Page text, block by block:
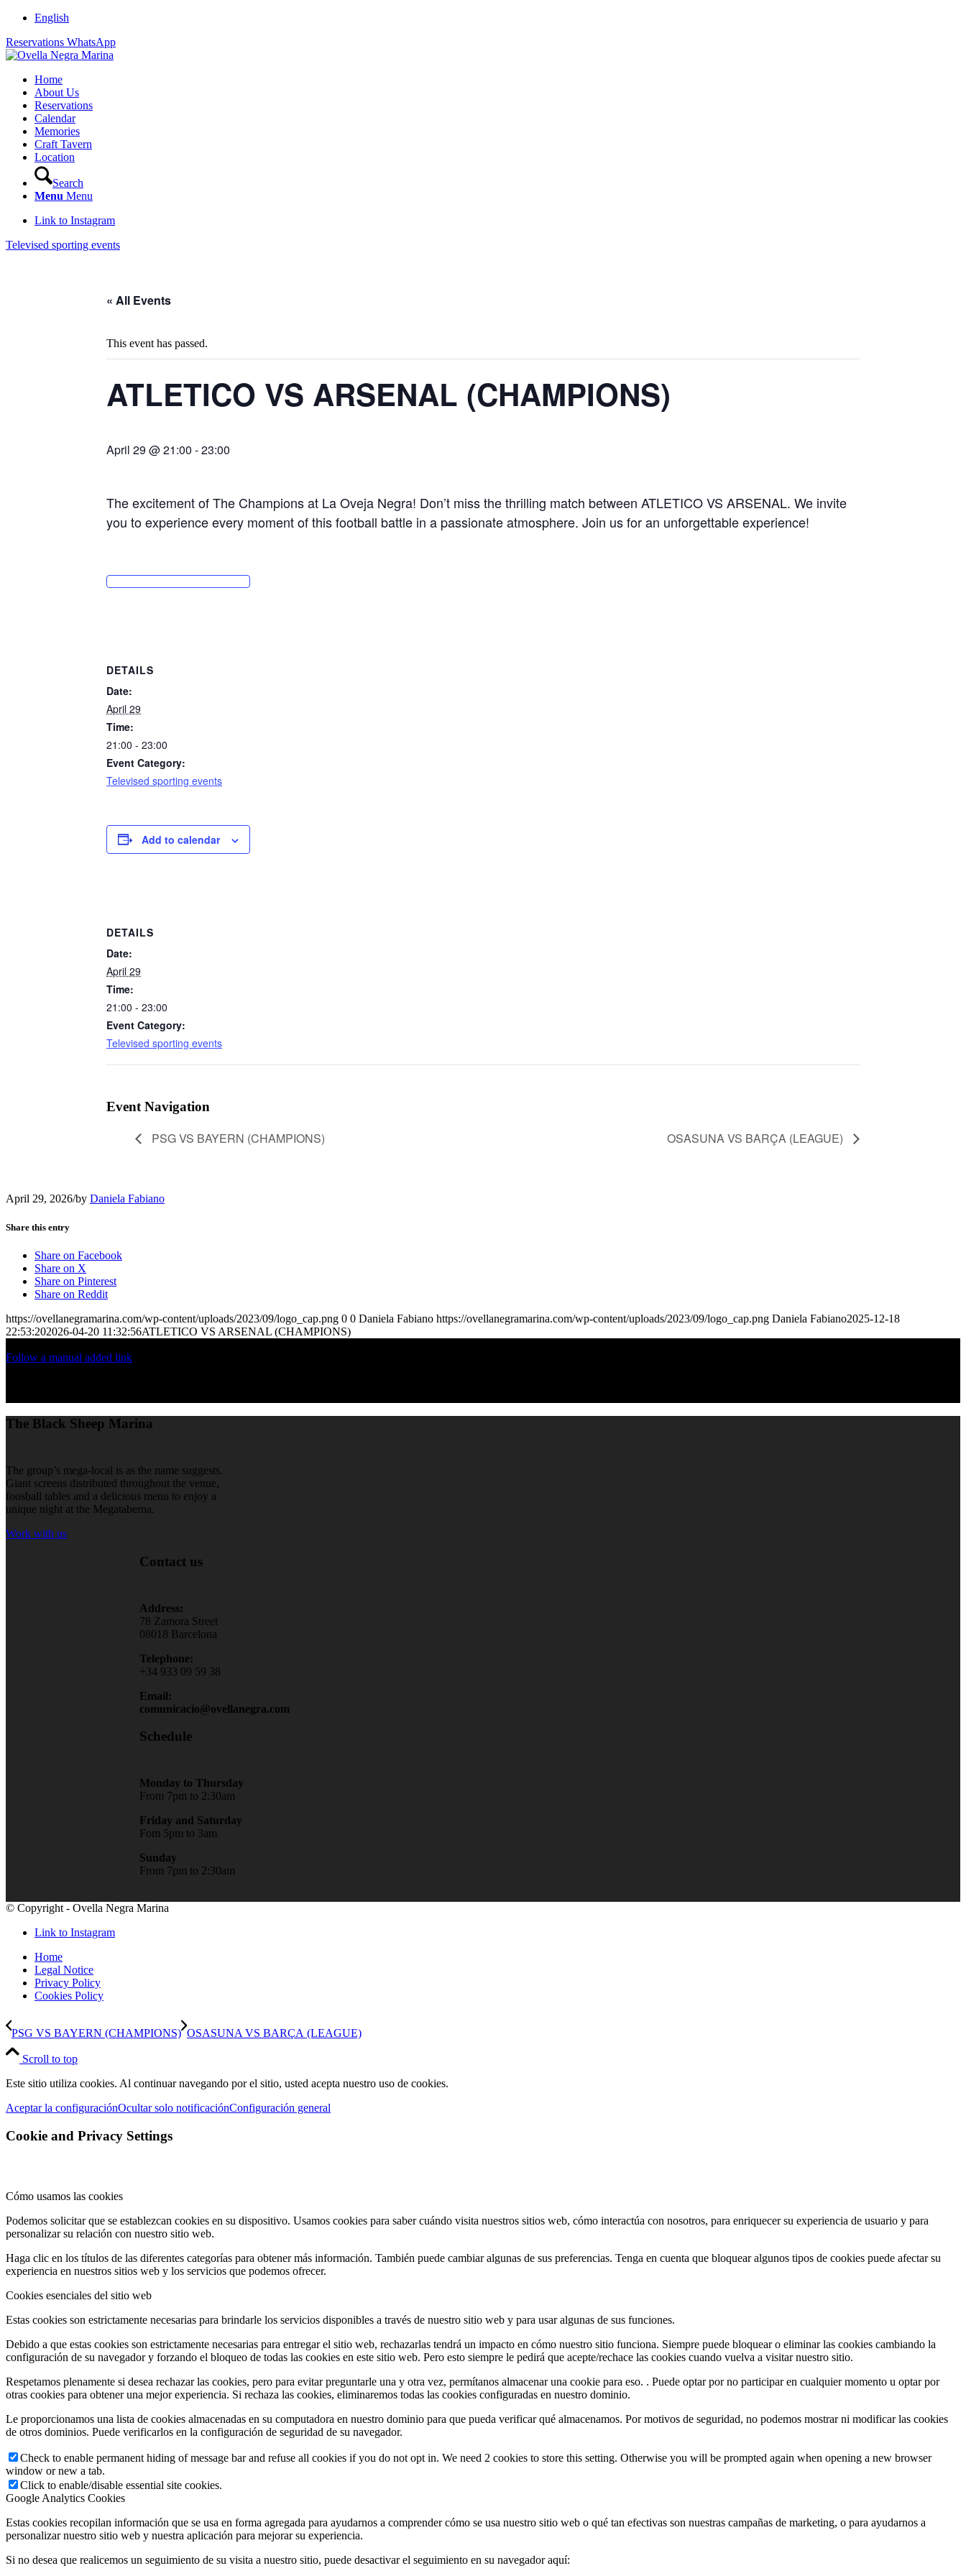
English
Reservations WhatsApp
Home
About Us
Reservations
Calendar
Memories
Craft Tavern
Location
Search
Menu Menu
Link to Instagram
Televised sporting events
« All Events
This event has passed.
ATLETICO VS ARSENAL (CHAMPIONS)
April 29 @ 21:00 -23:00
The excitement of The Champions at La Oveja Negra! Don’t miss the thrilling match between ATLETICO VS ARSENAL. We invite
you to experience every moment of this football battle in a passionate atmosphere. Join us for an unforgettable experience!
DETAILS
Date:
April 29
Time:
21:00 - 23:00
Event Category:
Televised sporting events
Add to calendar
DETAILS
Date:
April 29
Time:
21:00 - 23:00
Event Category:
Televised sporting events
Event Navigation
PSG VS BAYERN (CHAMPIONS) OSASUNA VS BARÇA (LEAGUE)
April 29, 2026/by Daniela Fabiano
Share this entry
Share on Facebook
Share on X
Share on Pinterest
Share on Reddit
https://ovellanegramarina.com/wp-content/uploads/2023/09/logo_cap.png 0 0 Daniela Fabiano https://ovellanegramarina.com/wp-content/uploads/2023/09/logo_cap.png Daniela Fabiano2025-12-18
22:53:202026-04-20 11:32:56ATLETICO VS ARSENAL (CHAMPIONS)
Follow a manual added link
The Black Sheep Marina
The group’s mega-local is as the name suggests.
Giant screens distributed throughout the venue,
foosball tables and a delicious menu to enjoy a
unique night at the Megataberna.
Work with us
Contact us
Address:
78 Zamora Street
08018 Barcelona
Telephone:
+34 933 09 59 38
Email:
comunicacio@ovellanegra.com
Schedule
Monday to Thursday
From 7pm to 2:30am
Friday and Saturday
Fom 5pm to 3am
Sunday
From 7pm to 2:30am
© Copyright - Ovella Negra Marina
Link to Instagram
Home
Legal Notice
Privacy Policy
Cookies Policy
PSG VS BAYERN (CHAMPIONS) OSASUNA VS BARÇA (LEAGUE)
Scroll to top
Este sitio utiliza cookies. Al continuar navegando por el sitio, usted acepta nuestro uso de cookies.
Aceptar la configuraciónOcultar solo notificaciónConfiguración general
Cookie and Privacy Settings
Cómo usamos las cookies
Podemos solicitar que se establezcan cookies en su dispositivo. Usamos cookies para saber cuándo visita nuestros sitios web, cómo interactúa con nosotros, para enriquecer su experiencia de usuario y para
personalizar su relación con nuestro sitio web.
Haga clic en los títulos de las diferentes categorías para obtener más información. También puede cambiar algunas de sus preferencias. Tenga en cuenta que bloquear algunos tipos de cookies puede afectar su
experiencia en nuestros sitios web y los servicios que podemos ofrecer.
Cookies esenciales del sitio web
Estas cookies son estrictamente necesarias para brindarle los servicios disponibles a través de nuestro sitio web y para usar algunas de sus funciones.
Debido a que estas cookies son estrictamente necesarias para entregar el sitio web, rechazarlas tendrá un impacto en cómo nuestro sitio funciona. Siempre puede bloquear o eliminar las cookies cambiando la
configuración de su navegador y forzando el bloqueo de todas las cookies en este sitio web. Pero esto siempre le pedirá que acepte/rechace las cookies cuando vuelva a visitar nuestro sitio.
Respetamos plenamente si desea rechazar las cookies, pero para evitar preguntarle una y otra vez, permítanos almacenar una cookie para eso. . Puede optar por no participar en cualquier momento u optar por
otras cookies para obtener una mejor experiencia. Si rechaza las cookies, eliminaremos todas las cookies configuradas en nuestro dominio.
Le proporcionamos una lista de cookies almacenadas en su computadora en nuestro dominio para que pueda verificar qué almacenamos. Por motivos de seguridad, no podemos mostrar ni modificar las cookies
de otros dominios. Puede verificarlos en la configuración de seguridad de su navegador.
Check to enable permanent hiding of message bar and refuse all cookies if you do not opt in. We need 2 cookies to store this setting. Otherwise you will be prompted again when opening a new browser
window or new a tab.
Click to enable/disable essential site cookies.
Google Analytics Cookies
Estas cookies recopilan información que se usa en forma agregada para ayudarnos a comprender cómo se usa nuestro sitio web o qué tan efectivas son nuestras campañas de marketing, o para ayudarnos a
personalizar nuestro sitio web y nuestra aplicación para mejorar su experiencia.
Si no desea que realicemos un seguimiento de su visita a nuestro sitio, puede desactivar el seguimiento en su navegador aquí: